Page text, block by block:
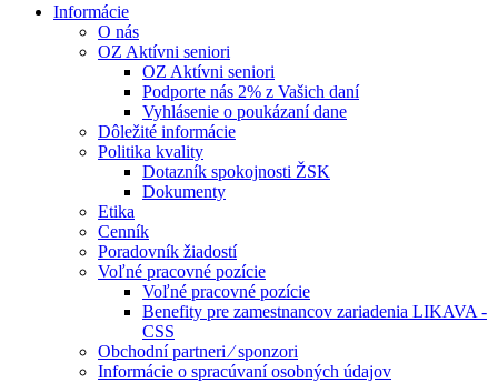
Informácie
O nás
OZ Aktívni seniori
OZ Aktívni seniori
Podporte nás 2% z Vašich daní
Vyhlásenie o poukázaní dane
Dôležité informácie
Politika kvality
Dotazník spokojnosti ŽSK
Dokumenty
Etika
Cenník
Poradovník žiadostí
Voľné pracovné pozície
Voľné pracovné pozície
Benefity pre zamestnancov zariadenia LIKAVA -
CSS
Obchodní partneri ⁄ sponzori
Informácie o spracúvaní osobných údajov